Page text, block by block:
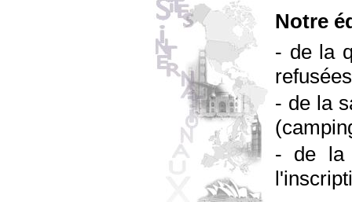
Notre
- de la
refusées
- de la
- de la